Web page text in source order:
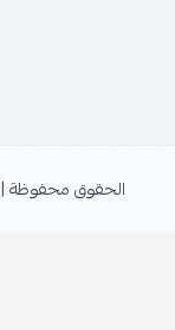
الحقوق محفوظة | 2026